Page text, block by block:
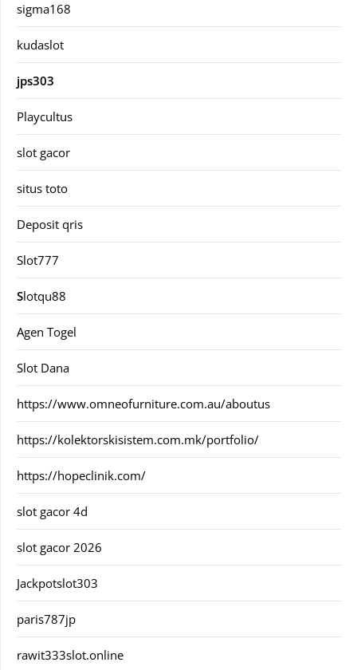
sigma168
kudaslot
jps303
Playcultus
slot gacor
situs toto
Deposit qris
Slot777
Slotqu88
Agen Togel
Slot Dana
https://www.omneofurniture.com.au/aboutus
https://kolektorskisistem.com.mk/portfolio/
https://hopeclinik.com/
slot gacor 4d
slot gacor 2026
Jackpotslot303
paris787jp
rawit333slot.online